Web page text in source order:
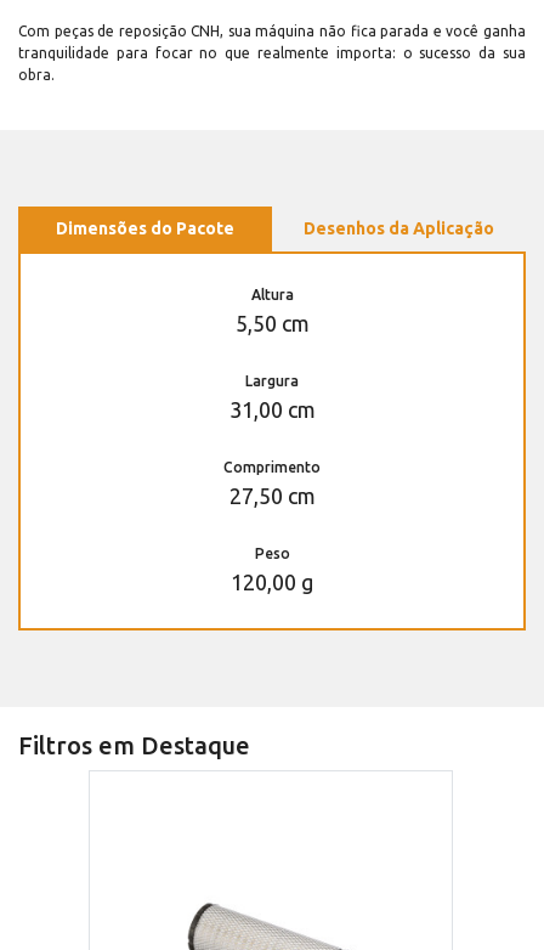
Com peças de reposição CNH, sua máquina não fica parada e você ganha
tranquilidade para focar no que realmente importa: o sucesso da sua
obra.
Dimensões do Pacote Desenhos da Aplicação
Altura
5,50 cm
Largura
31,00 cm
Comprimento
27,50 cm
Peso
120,00 g
Filtros em Destaque